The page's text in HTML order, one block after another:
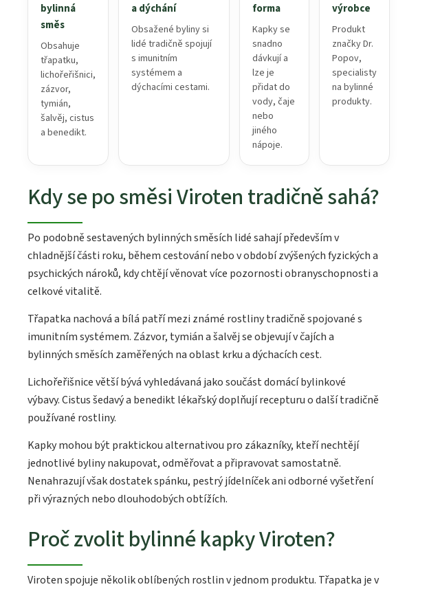
bylinná
směs
Obsahuje
třapatku,
lichořeřišnici,
zázvor,
tymián,
šalvěj, cistus
a benedikt.
a dýchání
Obsažené byliny si
lidé tradičně spojují
s imunitním
systémem a
dýchacími cestami.
forma
Kapky se
snadno
dávkují a
lze je
přidat do
vody, čaje
nebo
jiného
nápoje.
výrobce
Produkt
značky Dr.
Popov,
specialisty
na bylinné
produkty.
Kdy se po směsi Viroten tradičně sahá?
Po podobně sestavených bylinných směsích lidé sahají především v
chladnější části roku, během cestování nebo v období zvýšených fyzických a
psychických nároků, kdy chtějí věnovat více pozornosti obranyschopnosti a
celkové vitalitě.
Třapatka nachová a bílá patří mezi známé rostliny tradičně spojované s
imunitním systémem. Zázvor, tymián a šalvěj se objevují v čajích a
bylinných směsích zaměřených na oblast krku a dýchacích cest.
Lichořeřišnice větší bývá vyhledávaná jako součást domácí bylinkové
výbavy. Cistus šedavý a benedikt lékařský doplňují recepturu o další tradičně
používané rostliny.
Kapky mohou být praktickou alternativou pro zákazníky, kteří nechtějí
jednotlivé byliny nakupovat, odměřovat a připravovat samostatně.
Nenahrazují však dostatek spánku, pestrý jídelníček ani odborné vyšetření
při výrazných nebo dlouhodobých obtížích.
Proč zvolit bylinné kapky Viroten?
Viroten spojuje několik oblíbených rostlin v jednom produktu. Třapatka je v